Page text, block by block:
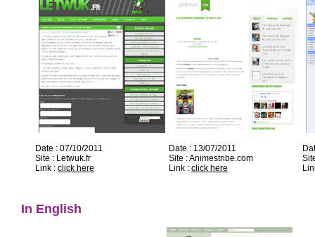
Date : 07/10/2011
Site : Letwuk.fr
Link : click here
Date : 13/07/2011
Site : Animestribe.com
Link : click here
In English